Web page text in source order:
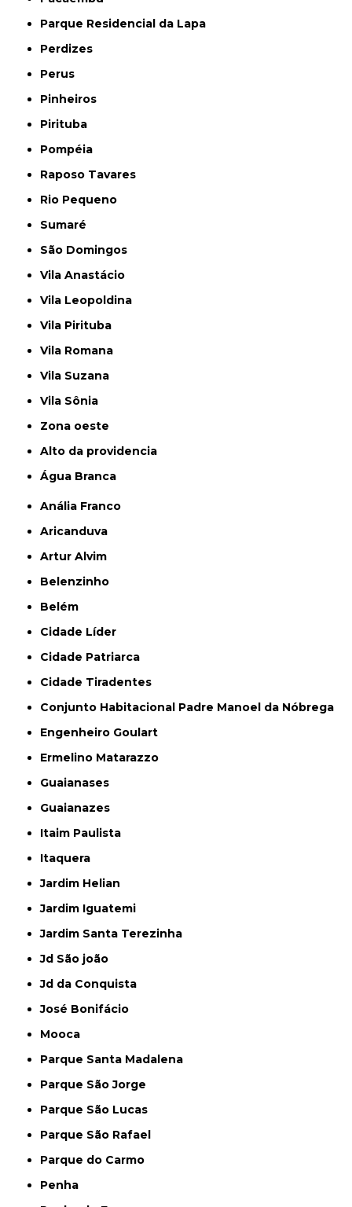
Parque Residencial da Lapa
Perdizes
Perus
Pinheiros
Pirituba
Pompéia
Raposo Tavares
Rio Pequeno
Sumaré
São Domingos
Vila Anastácio
Vila Leopoldina
Vila Pirituba
Vila Romana
Vila Suzana
Vila Sônia
Zona oeste
alto da providencia
Água Branca
Anália Franco
Aricanduva
Artur Alvim
Belenzinho
Belém
Cidade Líder
Cidade Patriarca
Cidade Tiradentes
Conjunto Habitacional Padre Manoel da Nóbrega
Engenheiro Goulart
Ermelino Matarazzo
Guaianases
Guaianazes
Itaim Paulista
Itaquera
Jardim Helian
Jardim Iguatemi
Jardim Santa Terezinha
Jd São joão
Jd da Conquista
José Bonifácio
Mooca
Parque Santa Madalena
Parque São Jorge
Parque São Lucas
Parque São Rafael
Parque do Carmo
Penha